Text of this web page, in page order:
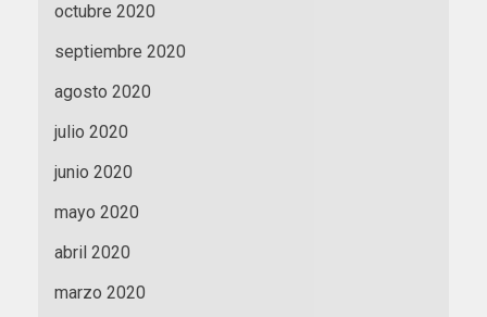
octubre 2020
septiembre 2020
agosto 2020
julio 2020
junio 2020
mayo 2020
abril 2020
marzo 2020